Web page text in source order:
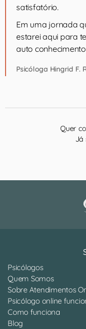
satisfatório.
Em uma jornada
estarei aqui para
auto
Psicóloga Hingrid F.
Quer
Já
Psicólogos
Quem Somos
Sobre Atendimentos
Psicólogo online
Como funciona
Blog